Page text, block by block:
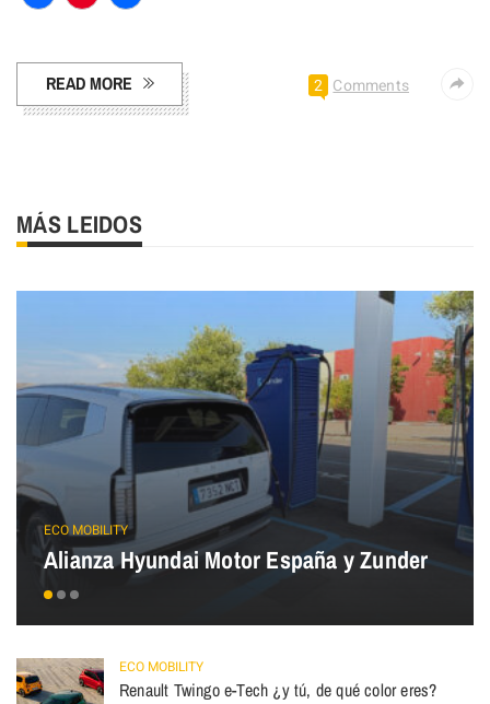
Facebook
Pinterest
Compartir
READ MORE 2 Comments
MÁS LEIDOS
ECO MOBILITY
Alianza Hyundai Motor España y Zunder
ECO MOBILITY
Renault Twingo e-Tech ¿y tú, de qué color eres?